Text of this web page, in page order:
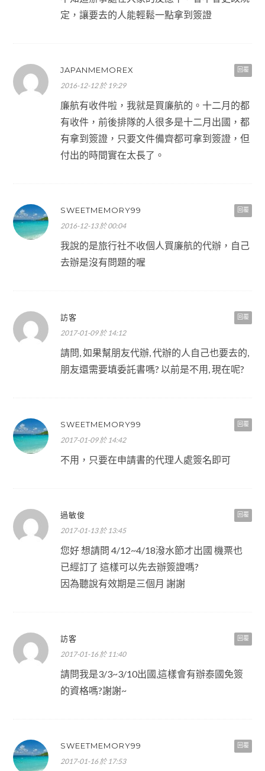
定，讓要去的人能輕鬆一點拿到簽證
回覆
JAPANMEMOREX
2016-12-12 於 19:29
廉航有收件啦，我就是買廉航的。十二月的都
有收件，前後排隊的人很多是十二月出國，都
有拿到簽證，只要文件備齊都可拿到簽證，但
付出的時間實在太長了。
回覆
SWEETMEMORY99
2016-12-13 於 00:04
我說的是旅行社不收個人買廉航的代辦，自己
去辦是沒有問題的喔
回覆
訪客
2017-01-09 於 14:12
請問, 如果幫朋友代辦, 代辦的人自己也要去的,
朋友還需要填委託書嗎? 以前是不用, 現在呢?
回覆
SWEETMEMORY99
2017-01-09 於 14:42
不用，只要在申請書的代理人處簽名即可
回覆
過敏俊
2017-01-13 於 13:45
您好 想請問 4/12~4/18潑水節才出國 機票也
已經訂了 這樣可以先去辦簽證嗎?
因為聽說有效期是三個月 謝謝
回覆
訪客
2017-01-16 於 11:40
請問我是3/3~3/10出國,這樣會有辦泰國免簽
的資格嗎?謝謝~
回覆
SWEETMEMORY99
2017-01-16 於 17:53